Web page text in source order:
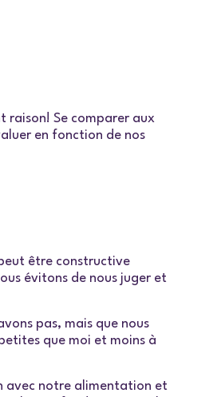
raison! Se comparer aux
en fonction de nos
être constructive
évitons de nous juger et
pas, mais que nous
que moi et moins à
avec notre alimentation et